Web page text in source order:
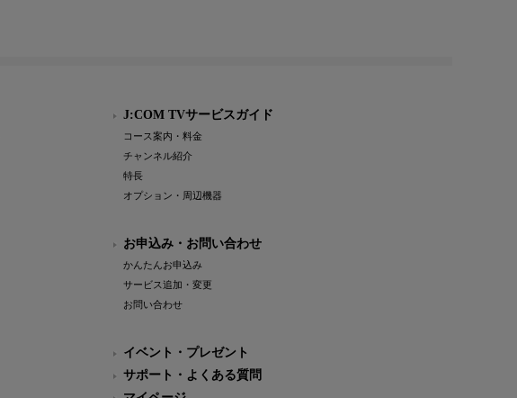
J:COM TVサービスガイド
コース案内・料金
チャンネル紹介
特長
オプション・周辺機器
お申込み・お問い合わせ
かんたんお申込み
サービス追加・変更
お問い合わせ
イベント・プレゼント
サポート・よくある質問